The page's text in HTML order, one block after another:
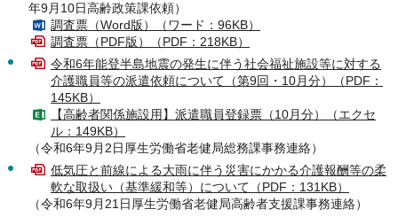
年9月10日高齢政策課依頼）
調査票（Word版）（ワード：96KB）
調査票（PDF版）（PDF：218KB）
令和6年能登半島地震の発生に伴う社会福祉施設等に対する
介護職員等の派遣依頼について（第9回・10月分）（PDF：
145KB）
【高齢者関係施設用】派遣職員登録票（10月分）（エクセ
ル：149KB）
（令和6年9月2日厚生労働省老健局総務課事務連絡）
低気圧と前線による大雨に伴う災害にかかる介護報酬等の柔
軟な取扱い（基準緩和等）について（PDF：131KB）
（令和6年9月21日厚生労働省老健局高齢者支援課事務連絡）